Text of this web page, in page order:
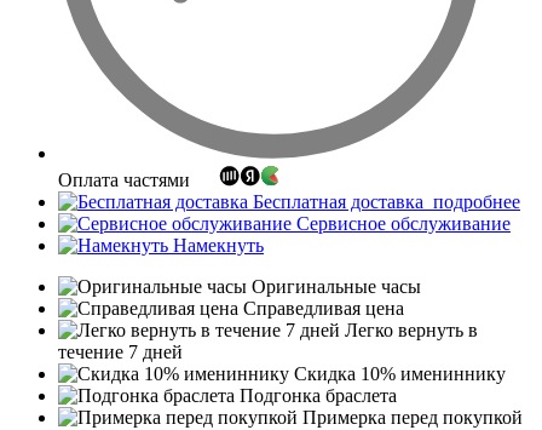
Оплата частями
Бесплатная доставка подробнее
Сервисное обслуживание
Намекнуть
Оригинальные часы
Справедливая цена
Легко вернуть в
течение 7 дней
Скидка 10% имениннику
Подгонка браслета
Примерка перед покупкой